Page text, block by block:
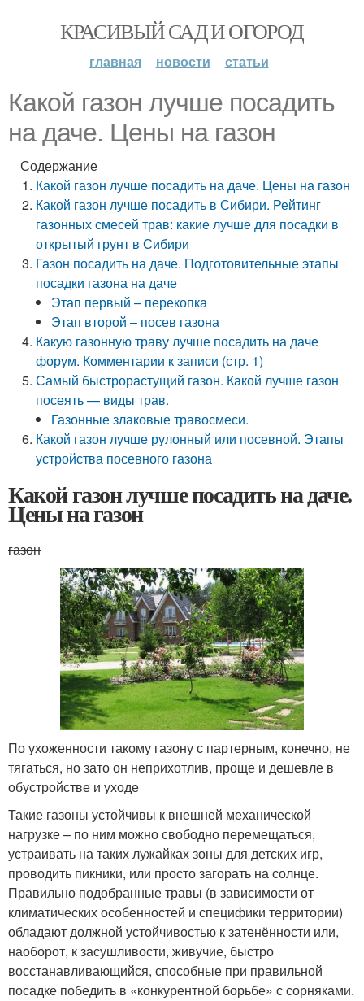
КРАСИВЫЙ САД И ОГОРОД
главная новости статьи
Какой газон лучше посадить
на даче. Цены на газон
Содержание
Какой газон лучше посадить на даче. Цены на газон
Какой газон лучше посадить в Сибири. Рейтинг
газонных смесей трав: какие лучше для посадки в
открытый грунт в Сибири
Газон посадить на даче. Подготовительные этапы
посадки газона на даче
Этап первый – перекопка
Этап второй – посев газона
Какую газонную траву лучше посадить на даче
форум. Комментарии к записи (стр. 1)
Самый быстрорастущий газон. Какой лучше газон
посеять — виды трав.
Газонные злаковые травосмеси.
Какой газон лучше рулонный или посевной. Этапы
устройства посевного газона
Какой газон лучше посадить на даче.
Цены на газон
газон
По ухоженности такому газону с партерным, конечно, не
тягаться, но зато он неприхотлив, проще и дешевле в
обустройстве и уходе
Такие газоны устойчивы к внешней механической
нагрузке – по ним можно свободно перемещаться,
устраивать на таких лужайках зоны для детских игр,
проводить пикники, или просто загорать на солнце.
Правильно подобранные травы (в зависимости от
климатических особенностей и специфики территории)
обладают должной устойчивостью к затенённости или,
наоборот, к засушливости, живучие, быстро
восстанавливающийся, способные при правильной
посадке победить в «конкурентной борьбе» с сорняками.